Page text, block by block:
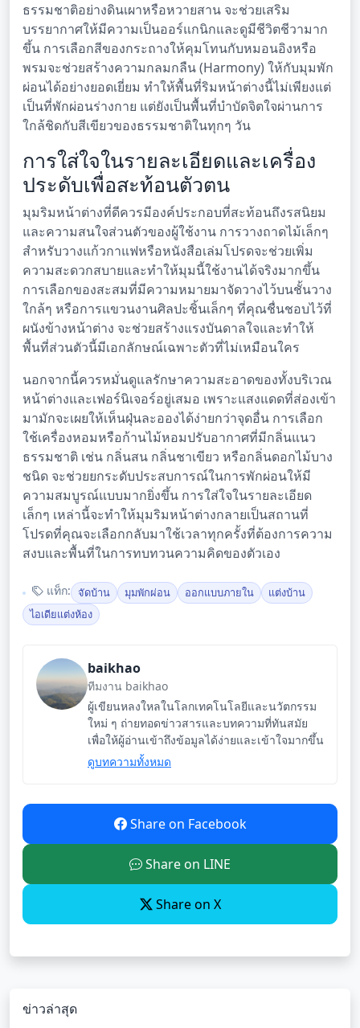
ธรรมชาติอย่างดินเผาหรือหวายสาน จะช่วยเสริม
บรรยากาศให้มีความเป็นออร์แกนิกและดูมีชีวิตชีวามาก
ขึ้น การเลือกสีของกระถางให้คุมโทนกับหมอนอิงหรือ
พรมจะช่วยสร้างความกลมกลืน (Harmony) ให้กับมุมพัก
ผ่อนได้อย่างยอดเยี่ยม ทำให้พื้นที่ริมหน้าต่างนี้ไม่เพียงแต่
เป็นที่พักผ่อนร่างกาย แต่ยังเป็นพื้นที่บำบัดจิตใจผ่านการ
ใกล้ชิดกับสีเขียวของธรรมชาติในทุกๆ วัน
การใส่ใจในรายละเอียดและเครื่อง
ประดับเพื่อสะท้อนตัวตน
มุมริมหน้าต่างที่ดีควรมีองค์ประกอบที่สะท้อนถึงรสนิยม
และความสนใจส่วนตัวของผู้ใช้งาน การวางถาดไม้เล็กๆ
สำหรับวางแก้วกาแฟหรือหนังสือเล่มโปรดจะช่วยเพิ่ม
ความสะดวกสบายและทำให้มุมนี้ใช้งานได้จริงมากขึ้น
การเลือกของสะสมที่มีความหมายมาจัดวางไว้บนชั้นวาง
ใกล้ๆ หรือการแขวนงานศิลปะชิ้นเล็กๆ ที่คุณชื่นชอบไว้ที่
ผนังข้างหน้าต่าง จะช่วยสร้างแรงบันดาลใจและทำให้
พื้นที่ส่วนตัวนี้มีเอกลักษณ์เฉพาะตัวที่ไม่เหมือนใคร
นอกจากนี้ควรหมั่นดูแลรักษาความสะอาดของทั้งบริเวณ
หน้าต่างและเฟอร์นิเจอร์อยู่เสมอ เพราะแสงแดดที่ส่องเข้า
มามักจะเผยให้เห็นฝุ่นละอองได้ง่ายกว่าจุดอื่น การเลือก
ใช้เครื่องหอมหรือก้านไม้หอมปรับอากาศที่มีกลิ่นแนว
ธรรมชาติ เช่น กลิ่นสน กลิ่นชาเขียว หรือกลิ่นดอกไม้บาง
ชนิด จะช่วยยกระดับประสบการณ์ในการพักผ่อนให้มี
ความสมบูรณ์แบบมากยิ่งขึ้น การใส่ใจในรายละเอียด
เล็กๆ เหล่านี้จะทำให้มุมริมหน้าต่างกลายเป็นสถานที่
โปรดที่คุณจะเลือกกลับมาใช้เวลาทุกครั้งที่ต้องการความ
สงบและพื้นที่ในการทบทวนความคิดของตัวเอง
แท็ก: จัดบ้าน มุมพักผ่อน ออกแบบภายใน
แต่งบ้าน
ไอเดียแต่งห้อง
baikhao
ทีมงาน baikhao
ผู้เขียนหลงใหลในโลกเทคโนโลยีและนวัตกรรม
ใหม่ ๆ ถ่ายทอดข่าวสารและบทความที่ทันสมัย
เพื่อให้ผู้อ่านเข้าถึงข้อมูลได้ง่ายและเข้าใจมากขึ้น
ดูบทความทั้งหมด
Share on Facebook
Share on LINE
Share on X
ข่าวล่าสุด